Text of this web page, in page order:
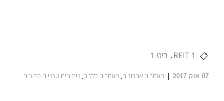
REIT 1 ריט 1
07 אוק 2017 מאמרים אחרונים, מאמרים כללים, ניתוחים טכניים כתובים